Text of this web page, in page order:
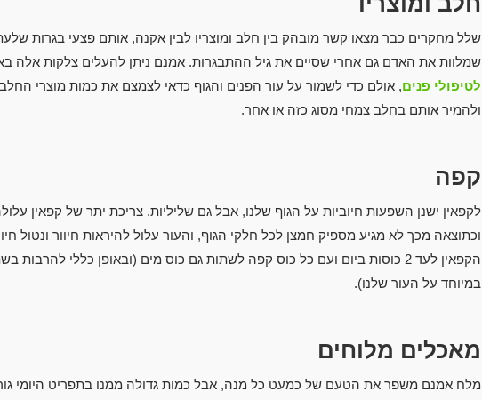
שלל מחקרים כבר מצאו קשר מובהק בין חלב ומוצריו לבין אקנה, אותם פצעי בגרות
שמלוות את האדם גם אחרי שסיים את גיל ההתבגרות. אמנם ניתן להעלים צלקות אלה
לטיפולי פנים, אולם כדי לשמור על עור הפנים והגוף כדאי לצמצם את כמות מוצרי החלב
ולהמיר אותם בחלב צמחי מסוג כזה או אחר.
קפה
לקפאין ישנן השפעות חיוביות על הגוף שלנו, אבל גם שליליות. צריכת יתר של קפאין
וכתוצאה מכך לא מגיע מספיק חמצן לכל חלקי הגוף, והעור עלול להיראות חיוור ונטול
הקפאין לעד 2 כוסות ביום ועם כל כוס קפה לשתות גם כוס מים (ובאופן כללי
במיוחד על העור שלנו).
מאכלים מלוחים
מלח אמנם משפר את הטעם של כמעט כל מנה, אבל כמות גדולה ממנו בתפריט היומי